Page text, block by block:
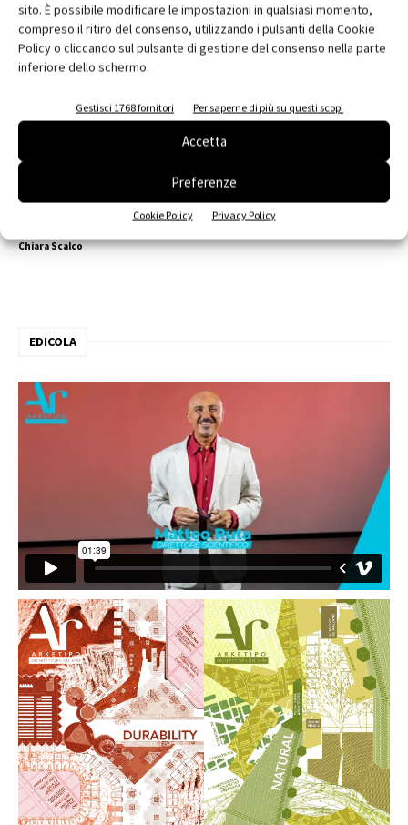
sito. È possibile modificare le impostazioni in qualsiasi momento,
compreso il ritiro del consenso, utilizzando i pulsanti della Cookie
Policy o cliccando sul pulsante di gestione del consenso nella parte
inferiore dello schermo.
Gestisci 1768 fornitori Per saperne di più su questi scopi
Accetta
Preferenze
Cookie Policy Privacy Policy
Stahlbau Pichler per la sede Pertinger a
Chiara Scalco
EDICOLA